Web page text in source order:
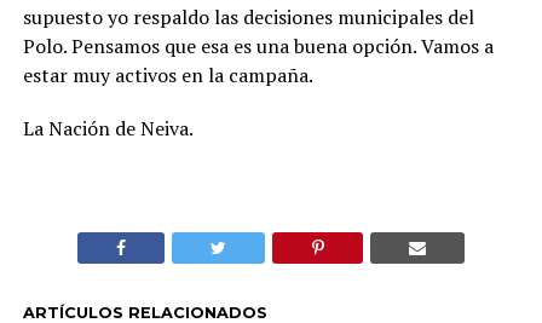
supuesto yo respaldo las decisiones municipales del
Polo. Pensamos que esa es una buena opción. Vamos a
estar muy activos en la campaña.
La Nación de Neiva.
ARTÍCULOS RELACIONADOS